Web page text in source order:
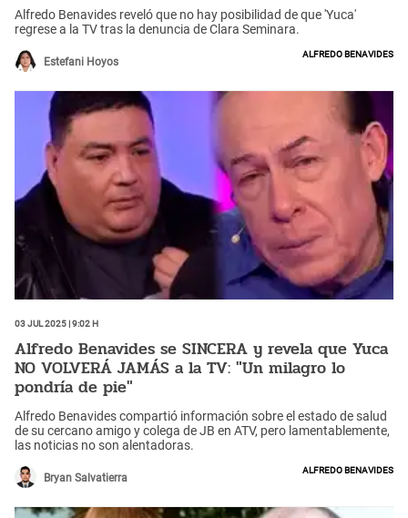
Alfredo Benavides reveló que no hay posibilidad de que 'Yuca'
regrese a la TV tras la denuncia de Clara Seminara.
Estefani Hoyos
Alfredo Benavides
03 Jul 2025 | 9:02 h
Alfredo Benavides se SINCERA y revela que Yuca
NO VOLVERÁ JAMÁS a la TV: "Un milagro lo
pondría de pie"
Alfredo Benavides compartió información sobre el estado de salud
de su cercano amigo y colega de JB en ATV, pero lamentablemente,
las noticias no son alentadoras.
Bryan Salvatierra
Alfredo Benavides